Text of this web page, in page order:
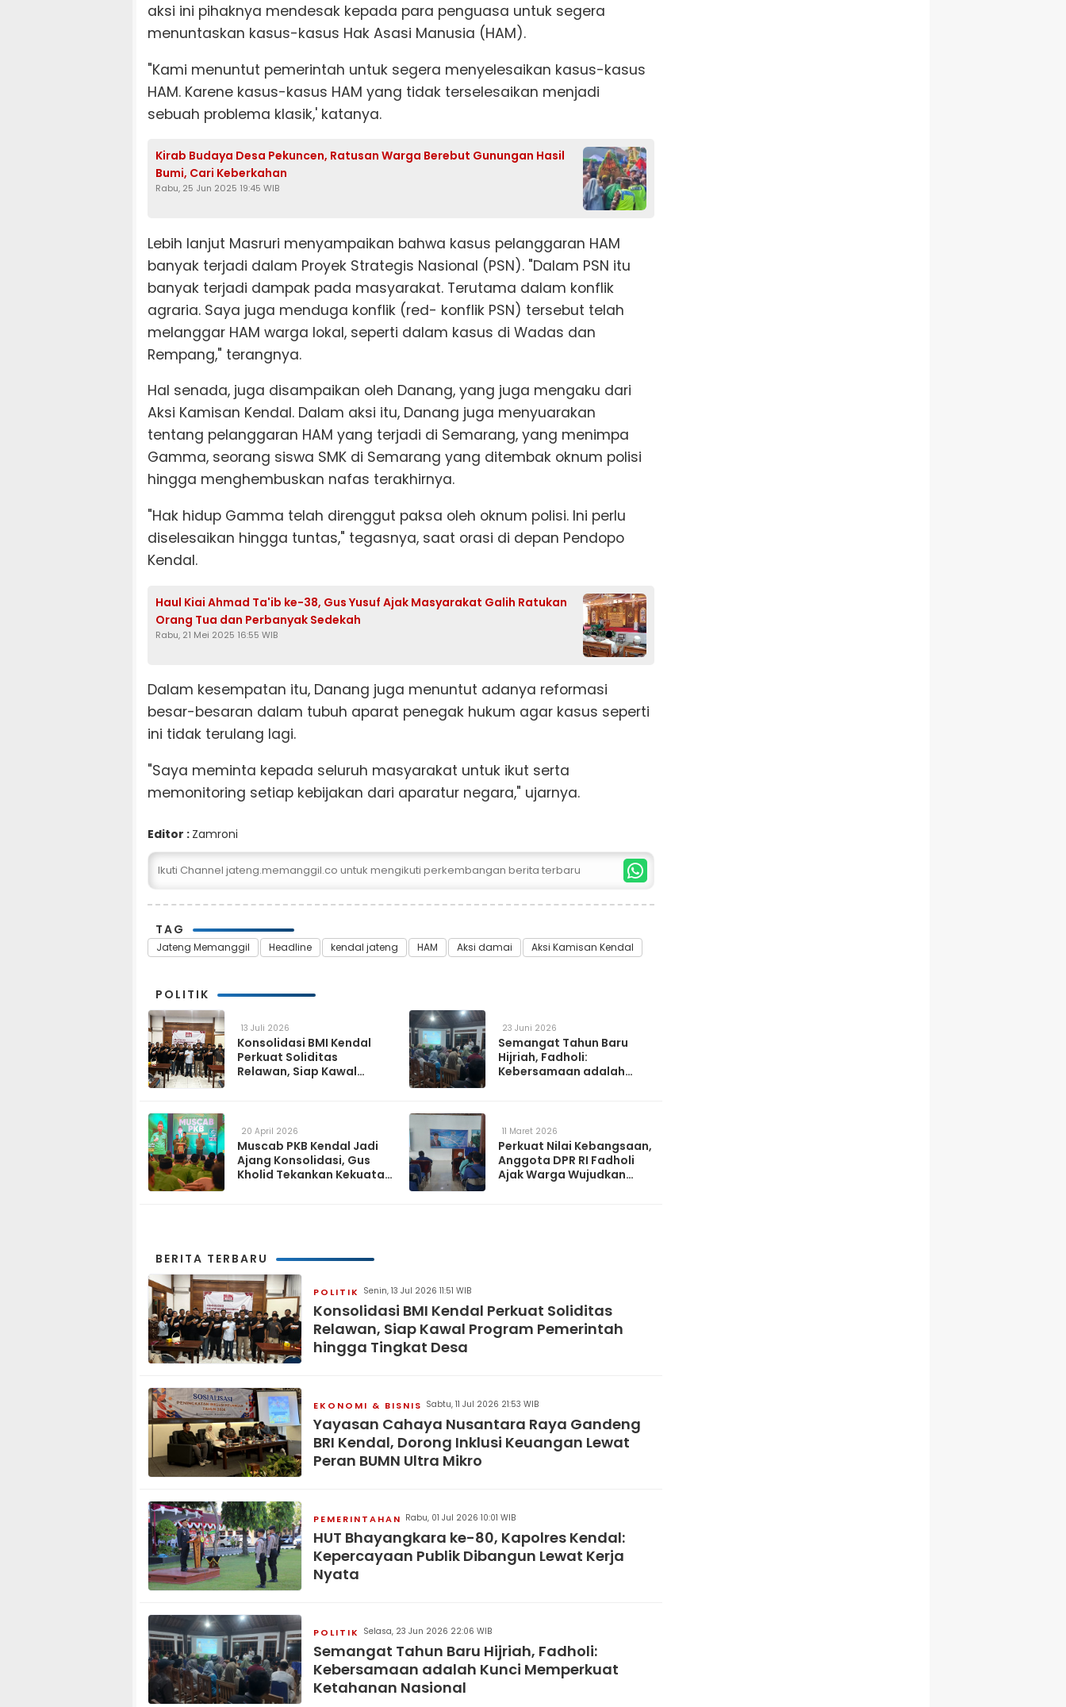
aksi ini pihaknya mendesak kepada para penguasa untuk segera
menuntaskan kasus-kasus Hak Asasi Manusia (HAM).
"Kami menuntut pemerintah untuk segera menyelesaikan kasus-kasus
HAM. Karene kasus-kasus HAM yang tidak terselesaikan menjadi
sebuah problema klasik,' katanya.
Kirab Budaya Desa Pekuncen, Ratusan Warga Berebut Gunungan Hasil
Bumi, Cari Keberkahan
Rabu, 25 Jun 2025 19:45 WIB
Lebih lanjut Masruri menyampaikan bahwa kasus pelanggaran HAM
banyak terjadi dalam Proyek Strategis Nasional (PSN). "Dalam PSN itu
banyak terjadi dampak pada masyarakat. Terutama dalam konflik
agraria. Saya juga menduga konflik (red- konflik PSN) tersebut telah
melanggar HAM warga lokal, seperti dalam kasus di Wadas dan
Rempang," terangnya.
Hal senada, juga disampaikan oleh Danang, yang juga mengaku dari
Aksi Kamisan Kendal. Dalam aksi itu, Danang juga menyuarakan
tentang pelanggaran HAM yang terjadi di Semarang, yang menimpa
Gamma, seorang siswa SMK di Semarang yang ditembak oknum polisi
hingga menghembuskan nafas terakhirnya.
"Hak hidup Gamma telah direnggut paksa oleh oknum polisi. Ini perlu
diselesaikan hingga tuntas," tegasnya, saat orasi di depan Pendopo
Kendal.
Haul Kiai Ahmad Ta'ib ke-38, Gus Yusuf Ajak Masyarakat Galih Ratukan
Orang Tua dan Perbanyak Sedekah
Rabu, 21 Mei 2025 16:55 WIB
Dalam kesempatan itu, Danang juga menuntut adanya reformasi
besar-besaran dalam tubuh aparat penegak hukum agar kasus seperti
ini tidak terulang lagi.
"Saya meminta kepada seluruh masyarakat untuk ikut serta
memonitoring setiap kebijakan dari aparatur negara," ujarnya.
Editor : Zamroni
Ikuti Channel jateng.memanggil.co untuk mengikuti perkembangan berita terbaru
TAG
Jateng Memanggil Headline kendal jateng HAM Aksi damai Aksi Kamisan Kendal
POLITIK
13 Juli 2026
Konsolidasi BMI Kendal
Perkuat Soliditas
Relawan, Siap Kawal
23 Juni 2026
Semangat Tahun Baru
Hijriah, Fadholi:
Kebersamaan adalah
20 April 2026
Muscab PKB Kendal Jadi
Ajang Konsolidasi, Gus
Kholid Tekankan Kekuatan
11 Maret 2026
Perkuat Nilai Kebangsaan,
Anggota DPR RI Fadholi
Ajak Warga Wujudkan
BERITA TERBARU
POLITIK Senin, 13 Jul 2026 11:51 WIB
Konsolidasi BMI Kendal Perkuat Soliditas
Relawan, Siap Kawal Program Pemerintah
hingga Tingkat Desa
EKONOMI & BISNIS Sabtu, 11 Jul 2026 21:53 WIB
Yayasan Cahaya Nusantara Raya Gandeng
BRI Kendal, Dorong Inklusi Keuangan Lewat
Peran BUMN Ultra Mikro
PEMERINTAHAN Rabu, 01 Jul 2026 10:01 WIB
HUT Bhayangkara ke-80, Kapolres Kendal:
Kepercayaan Publik Dibangun Lewat Kerja
Nyata
POLITIK Selasa, 23 Jun 2026 22:06 WIB
Semangat Tahun Baru Hijriah, Fadholi:
Kebersamaan adalah Kunci Memperkuat
Ketahanan Nasional